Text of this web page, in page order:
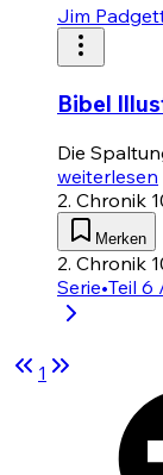
Jim
Bibel
Die
weiterlesen
2. Chronik
Merken
2. Chronik
Serie•Teil 6
1